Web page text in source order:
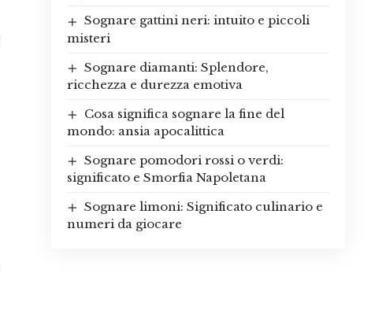
Sognare gattini neri: intuito e piccoli
misteri
Sognare diamanti: Splendore,
ricchezza e durezza emotiva
Cosa significa sognare la fine del
mondo: ansia apocalittica
Sognare pomodori rossi o verdi:
significato e Smorfia Napoletana
Sognare limoni: Significato culinario e
numeri da giocare